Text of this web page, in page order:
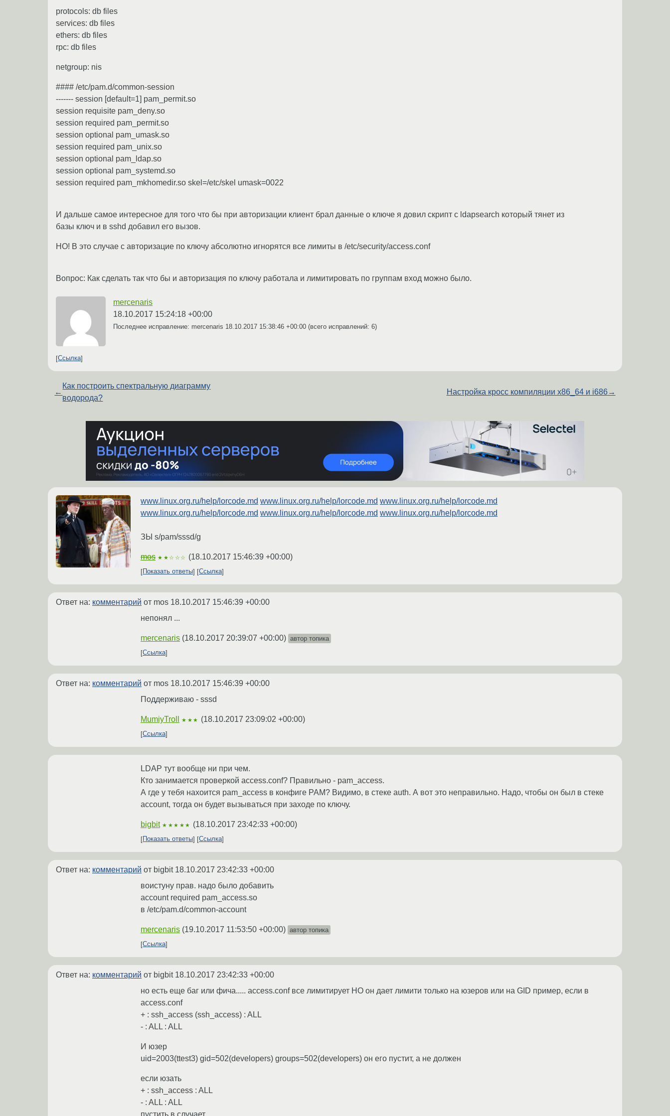
protocols: db files
services: db files
ethers: db files
rpc: db files
netgroup: nis
#### /etc/pam.d/common-session
------- session [default=1] pam_permit.so
session requisite pam_deny.so
session required pam_permit.so
session optional pam_umask.so
session required pam_unix.so
session optional pam_ldap.so
session optional pam_systemd.so
session required pam_mkhomedir.so skel=/etc/skel umask=0022
И дальше самое интересное для того что бы при авторизации клиент брал данные о ключе я довил скрипт с ldapsearch который тянет из
базы ключ и в sshd добавил его вызов.
НО! В это случае с авторизацие по ключу абсолютно игнорятся все лимиты в /etc/security/access.conf
Вопрос: Как сделать так что бы и авторизация по ключу работала и лимитировать по группам вход можно было.
mercenaris
18.10.2017 15:24:18 +00:00
Последнее исправление: mercenaris 18.10.2017 15:38:46 +00:00 (всего исправлений: 6)
Ссылка
←
Как построить спектральную диаграмму
водорода?
Настройка кросс компиляции x86_64 и i686→
www.linux.org.ru/help/lorcode.md www.linux.org.ru/help/lorcode.md www.linux.org.ru/help/lorcode.md
www.linux.org.ru/help/lorcode.md www.linux.org.ru/help/lorcode.md www.linux.org.ru/help/lorcode.md
ЗЫ s/pam/sssd/g
mos ★★☆☆☆ (18.10.2017 15:46:39 +00:00)
Показать ответы Ссылка
Ответ на: комментарий от mos 18.10.2017 15:46:39 +00:00
непонял ...
mercenaris (18.10.2017 20:39:07 +00:00) автор топика
Ссылка
Ответ на: комментарий от mos 18.10.2017 15:46:39 +00:00
Поддерживаю - sssd
MumiyTroll ★★★ (18.10.2017 23:09:02 +00:00)
Ссылка
LDAP тут вообще ни при чем.
Кто занимается проверкой access.conf? Правильно - pam_access.
А где у тебя нахоится pam_access в конфиге PAM? Видимо, в стеке auth. А вот это неправильно. Надо, чтобы он был в стеке
account, тогда он будет вызываться при заходе по ключу.
bigbit ★★★★★ (18.10.2017 23:42:33 +00:00)
Показать ответы Ссылка
Ответ на: комментарий от bigbit 18.10.2017 23:42:33 +00:00
воистуну прав. надо было добавить
account required pam_access.so
в /etc/pam.d/common-account
mercenaris (19.10.2017 11:53:50 +00:00) автор топика
Ссылка
Ответ на: комментарий от bigbit 18.10.2017 23:42:33 +00:00
но есть еще баг или фича..... access.conf все лимитирует НО он дает лимити только на юзеров или на GID пример, если в
access.conf
+ : ssh_access (ssh_access) : ALL
- : ALL : ALL
И юзер
uid=2003(ttest3) gid=502(developers) groups=502(developers) он его пустит, а не должен
если юзать
+ : ssh_access : ALL
- : ALL : ALL
пустить в случает